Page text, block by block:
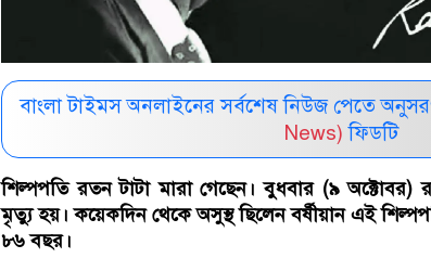
বাংলা টাইমস অনলাইনের সর্বশেষ নিউজ পেতে
News) ফিডটি
শিল্পপতি রতন টাটা মারা গেছেন। বুধবার (৯ অক্টোবর)
মৃত্যু হয়। কয়েকদিন থেকে অসুস্থ ছিলেন বর্ষীয়ান এই
৮৬ বছর।